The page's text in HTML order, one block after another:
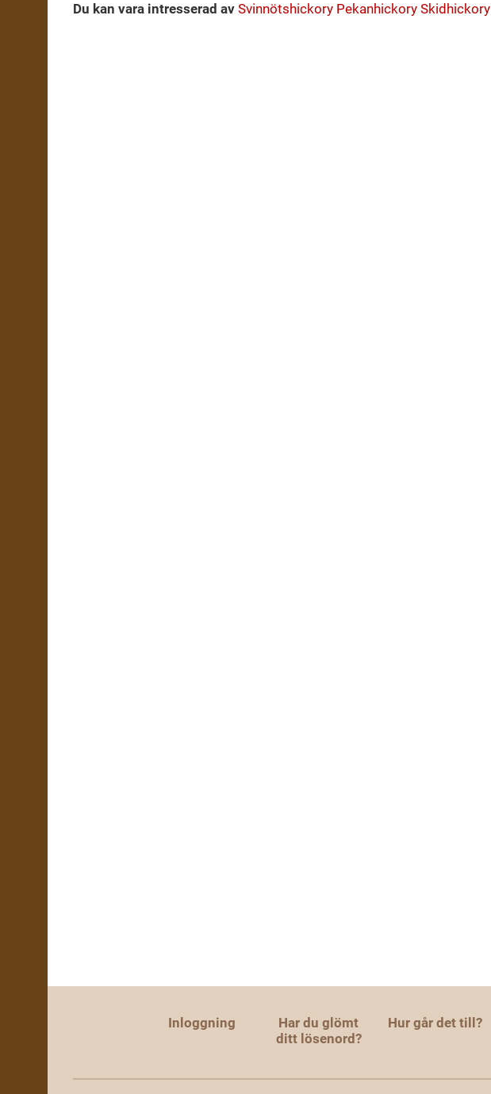
Du kan vara intresserad av Svinnötshickory Pekanhickory Skidhickory
Inloggning
Har du glömt
ditt lösenord?
Hur går det till?